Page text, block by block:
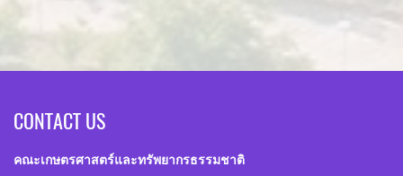
CONTACT US
คณะเกษตรศาสตร์และทรัพยากรธรรมชาติ